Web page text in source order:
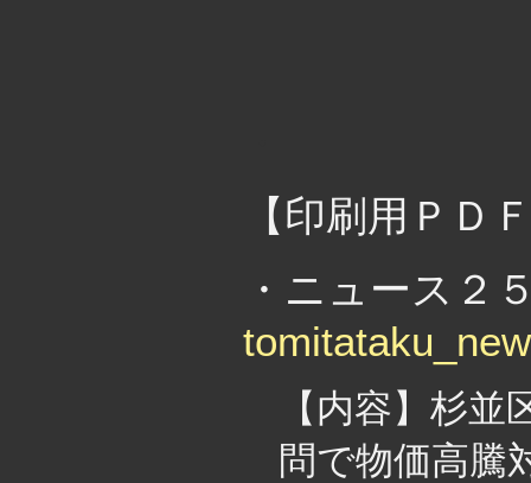
【印刷用ＰＤ
・ニュース
【内容】杉
問で物価高